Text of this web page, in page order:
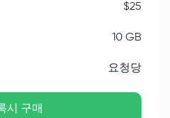
$25
10 GB
요청당
시 구매